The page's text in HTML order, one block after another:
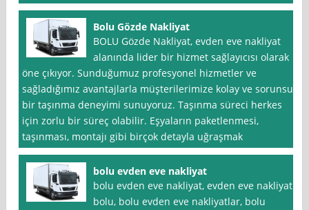
Bolu Gözde Nakliyat
BOLU Gözde Nakliyat, evden eve nakliyat
alanında lider bir hizmet sağlayıcısı olarak
öne çıkıyor. Sunduğumuz profesyonel hizmetler ve
sağladığımız avantajlarla müşterilerimize kolay ve sorunsuz
bir taşınma deneyimi sunuyoruz. Taşınma süreci herkes
için zorlu bir süreç olabilir. Eşyaların paketlenmesi,
taşınması, montajı gibi birçok detayla uğraşmak
bolu evden eve nakliyat
bolu evden eve nakliyat, evden eve nakliyat
bolu, bolu evden eve nakliyatlar, bolu